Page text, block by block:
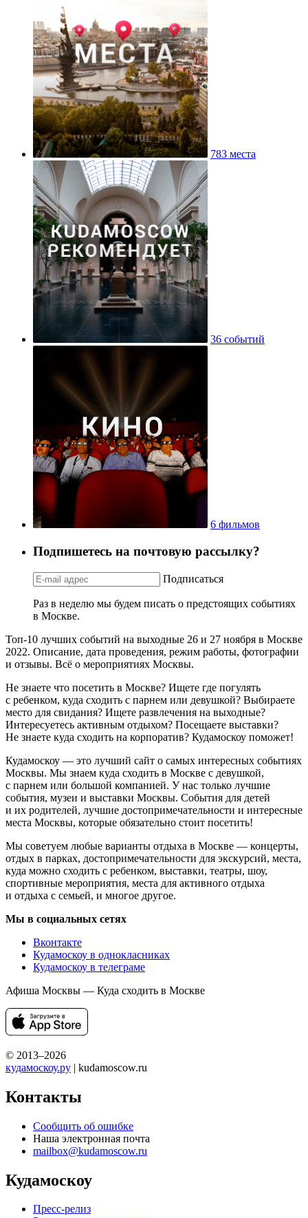
783 места
36 событий
6 фильмов
Подпишетесь на почтовую рассылку?
Подписаться
Раз в неделю мы будем писать о предстоящих событиях
в Москве.
Топ-10 лучших событий на выходные 26 и 27 ноября в Москве
2022. Описание, дата проведения, режим работы, фотографии
и отзывы. Всё о мероприятиях Москвы.
Не знаете что посетить в Москве? Ищете где погулять
с ребенком, куда сходить с парнем или девушкой? Выбираете
место для свидания? Ищете развлечения на выходные?
Интересуетесь активным отдыхом? Посещаете выставки?
Не знаете куда сходить на корпоратив? Кудамоскоу поможет!
Кудамоскоу — это лучший сайт о самых интересных событиях
Москвы. Мы знаем куда сходить в Москве с девушкой,
с парнем или большой компанией. У нас только лучшие
события, музеи и выставки Москвы. События для детей
и их родителей, лучшие достопримечательности и интересные
места Москвы, которые обязательно стоит посетить!
Мы советуем любые варианты отдыха в Москве — концерты,
отдых в парках, достопримечательности для экскурсий, места,
куда можно сходить с ребенком, выставки, театры, шоу,
спортивные мероприятия, места для активного отдыха
и отдыха с семьей, и многое другое.
Мы в социальных сетях
Вконтакте
Кудамоскоу в однокласниках
Кудамоскоу в телеграме
Афиша Москвы — Куда сходить в Москве
© 2013–2026
кудамоскоу.ру | kudamoscow.ru
Контакты
Сообщить об ошибке
Наша электронная почта
mailbox@kudamoscow.ru
Кудамоскоу
Пресс-релиз